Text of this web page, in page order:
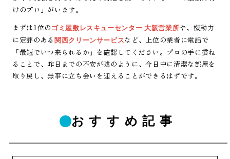
けのプロ」がいます。
まずは1位の ゴミ屋敷レスキューセンター 大阪営業所や、機動力
に定評のある 関西クリーンサービスなど、上位の業者に電話で
「最短でいつ来られるか」を確認してください。プロの手に委ね
ることで、昨日までの不安が嘘のように、今日中に清潔な部屋を
取り戻し、無事に立ち会いを迎えることができるはずです。
おすすめ記事